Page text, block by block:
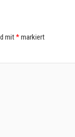
mit*markiert